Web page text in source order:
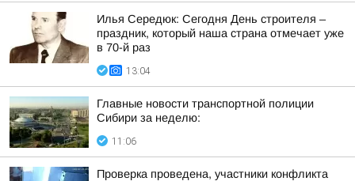
Илья Середюк: Сегодня День строителя –
праздник, который наша страна отмечает уже
в 70-й раз
13:04
Главные новости транспортной полиции
Сибири за неделю:
11:06
Проверка проведена, участники конфликта